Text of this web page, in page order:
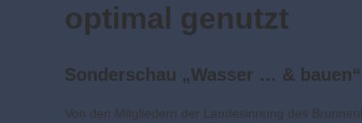
optimal genutzt
Sonderschau „Wasser … &
Von den Mitgliedern der Landesinnung des